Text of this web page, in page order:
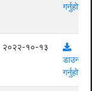
गर्नुहोस्
२०२२-१०-१३
डाउनलोड
गर्नुहोस्